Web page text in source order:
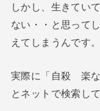
しかし、生きてい
ない・・と思って
えてしまうんです。
実際に「自殺 楽
とネットで検索し